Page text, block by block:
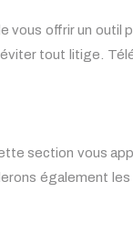
vous offrir un outil
tout litige.
section vous
également